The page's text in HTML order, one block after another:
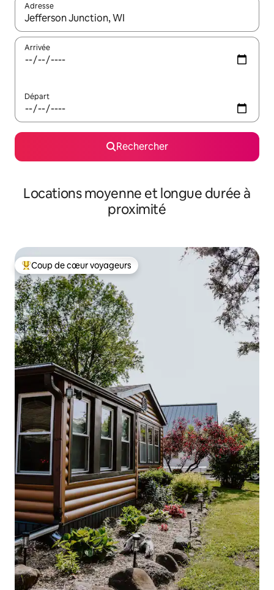
Adresse
Lorsque les résultats s'affichent, utilisez les flèches vers le
Arrivée
Départ
Rechercher
Locations moyenne et longue durée à
proximité
Coups de cœur voyageurs les plus appréciés
Coup de cœur voyageurs